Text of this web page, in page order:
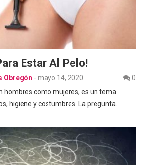
Estar Al Pelo!
Obregón - mayo 14, 2020
0
hombres como mujeres, es un tema
higiene y costumbres. La pregunta…